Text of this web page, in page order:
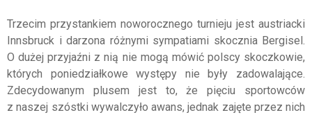
Trzecim przystankiem noworocznego turnieju jest austriacki
Innsbruck i darzona różnymi sympatiami skocznia Bergisel.
O dużej przyjaźni z nią nie mogą mówić polscy skoczkowie,
których poniedziałkowe występy nie były zadowalające.
Zdecydowanym plusem jest to, że pięciu sportowców
z naszej szóstki wywalczyło awans, jednak zajęte przez nich